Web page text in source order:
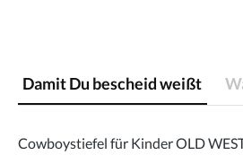
Damit Du bescheid weißt
Cowboystiefel für Kinder OLD